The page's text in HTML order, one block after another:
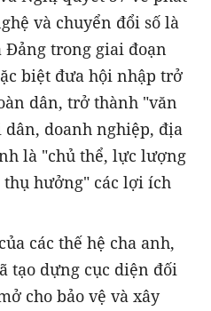
và chuyển đổi số là
Đảng trong giai đoạn
biệt đưa hội nhập trở
dân, trở thành "văn
doanh nghiệp, địa
là "chủ thể, lực lượng
hưởng" các lợi ích
các thế hệ cha anh,
tạo dựng cục diện đối
cho bảo vệ và xây